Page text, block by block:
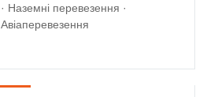
· Наземні перевезення ·
Авіаперевезення